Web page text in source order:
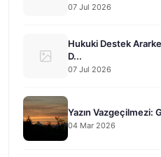
07 Jul 2026
Hukuki Destek
D...
07 Jul 2026
Yazın Vazgeçilmezi:
04 Mar 2026